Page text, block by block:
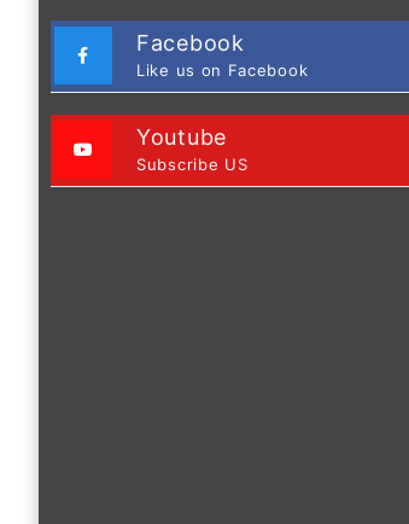
Facebook
Like us on Facebook
Youtube
Subscribe US